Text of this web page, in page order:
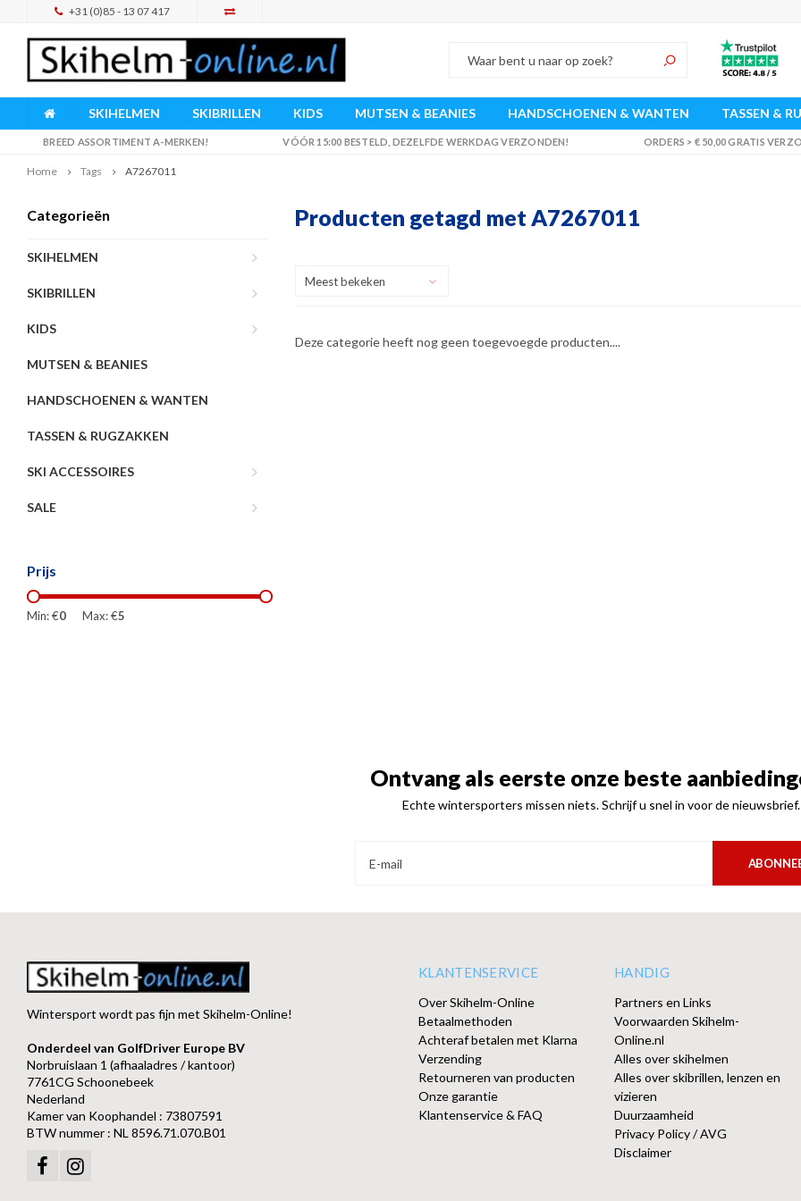
+31 (0)85 - 13 07 417
SKIHELMEN SKIBRILLEN KIDS MUTSEN & BEANIES HANDSCHOENEN & WANTEN TASSEN &
BREED ASSORTIMENT A-MERKEN! VÓÓR 15:00 BESTELD, DEZELFDE WERKDAG VERZONDEN! ORDERS > € 50,00 GRATIS
Home Tags A7267011
Categorieën
SKIHELMEN
SKIBRILLEN
KIDS
MUTSEN & BEANIES
HANDSCHOENEN & WANTEN
TASSEN & RUGZAKKEN
SKI ACCESSOIRES
SALE
Prijs
Min: €0 Max: €5
Producten getagd met A7267011
Meest bekeken
Deze categorie heeft nog geen toegevoegde producten....
Ontvang als eerste onze beste
Echte wintersporters missen niets. Schrijf u snel in voor de nieuwsbrief.
Wintersport wordt pas fijn met Skihelm-Online!
Onderdeel van GolfDriver Europe BV
Norbruislaan 1 (afhaaladres / kantoor)
7761CG Schoonebeek
Nederland
Kamer van Koophandel : 73807591
BTW nummer : NL 8596.71.070.B01
KLANTENSERVICE
Over Skihelm-Online
Betaalmethoden
Achteraf betalen met Klarna
Verzending
Retourneren van producten
Onze garantie
Klantenservice & FAQ
HANDIG
Partners en Links
Voorwaarden Skihelm-
Online.nl
Alles over skihelmen
Alles over skibrillen, lenzen en
vizieren
Duurzaamheid
Privacy Policy / AVG
Disclaimer